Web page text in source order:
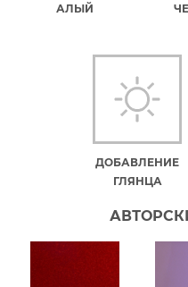
АЛЫЙ
ДОБАВЛЕНИЕ
ГЛЯНЦА